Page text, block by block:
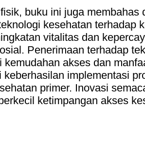
buku ini juga membahas
kesehatan terhadap
vitalitas dan
Penerimaan terhadap
kemudahan akses dan
keberhasilan implementasi
primer. Inovasi
ketimpangan akses